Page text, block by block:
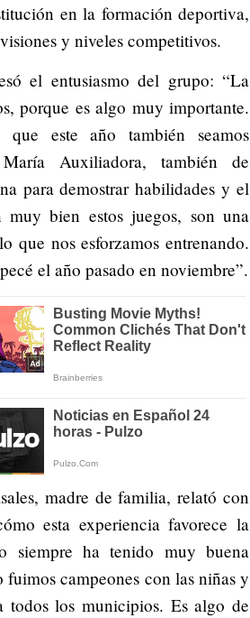
en la formación deportiva,
y niveles competitivos.
el entusiasmo del grupo: “La
porque es algo muy importante.
este año también seamos
Auxiliadora, también de
para demostrar habilidades y el
muy bien estos juegos, son una
que nos esforzamos entrenando.
el año pasado en noviembre”.
madre de familia, relató con
esta experiencia favorece la
siempre ha tenido muy buena
campeones con las niñas y
todos los municipios. Es algo de